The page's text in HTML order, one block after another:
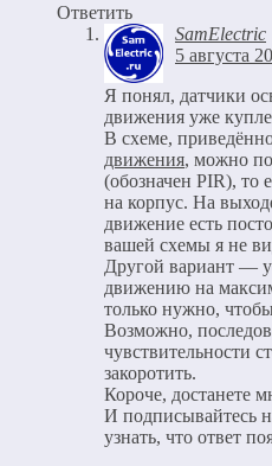
Ответить
SamElectric
5 августа
Я понял, датчики
движения уже
В схеме,
движения, можно
(обозначен PIR), то
на корпус. На
движение есть
вашей схемы я не
Другой вариант —
движению на
только нужно,
Возможно,
чувствительности
закоротить.
Короче, достанете
И подписывайтесь
узнать, что ответ